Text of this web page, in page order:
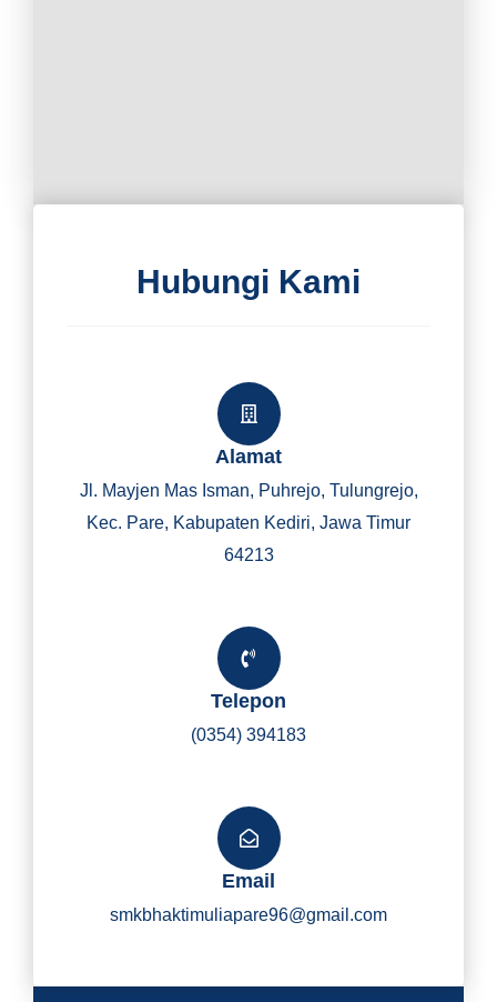
Y
I
Hubungi Kami
Alamat
Jl. Mayjen Mas Isman, Puhrejo, Tulungrejo,
Kec. Pare, Kabupaten Kediri, Jawa Timur
64213
Telepon
(0354) 394183
Email
smkbhaktimuliapare96@gmail.com